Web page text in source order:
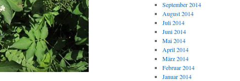
September 2014
August 2014
Juli 2014
Juni 2014
Mai 2014
April 2014
März 2014
Februar 2014
Januar 2014